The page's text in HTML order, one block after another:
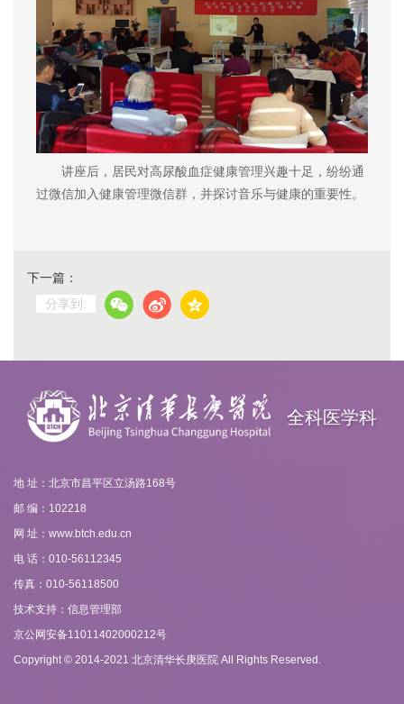
讲座后，居民对高尿酸血症健康管理兴趣十足，纷纷通
过微信加入健康管理微信群，并探讨音乐与健康的重要性。
下一篇：
分享到:
全科医学科
地 址：北京市昌平区立汤路168号
邮 编：102218
网 址：www.btch.edu.cn
电 话：010-56112345
传真：010-56118500
技术支持：信息管理部
京公网安备11011402000212号
Copyright © 2014-2021 北京清华长庚医院 All Rights Reserved.